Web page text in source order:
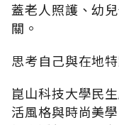
蓋老人照護、幼
關。
思考自己與在地
崑山科技大學民
活風格與時尚美